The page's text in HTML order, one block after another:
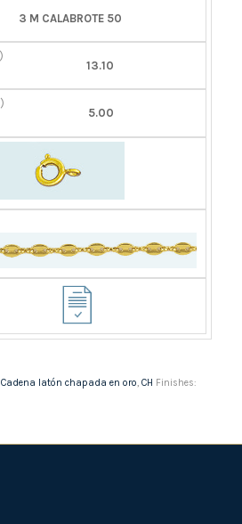
3 M CALABROTE 50
13.10
5.00
Cadena latón chapada en oro CH Finishes: